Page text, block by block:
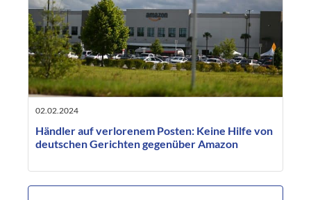
02.02.2024
Händler auf verlorenem Posten: Keine Hilfe von
deutschen Gerichten gegenüber Amazon